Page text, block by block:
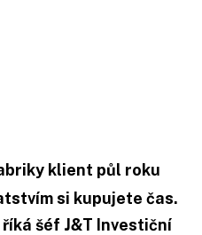
klient půl roku
si kupujete čas.
šéf J&T Investiční